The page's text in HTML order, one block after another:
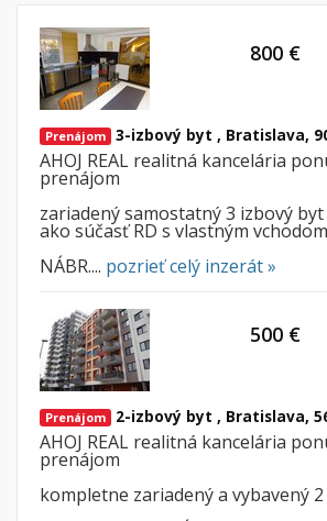
Prenájom 3-izbový byt , Bratislava,
AHOJ REAL realitná kancelária
prenájom
zariadený samostatný 3 izbový byt
ako súčasť RD s vlastným vchodom
NÁBR.... pozrieť celý inzerát »
800 €
Prenájom 2-izbový byt , Bratislava,
AHOJ REAL realitná kancelária
prenájom
kompletne zariadený a vybavený
500 €